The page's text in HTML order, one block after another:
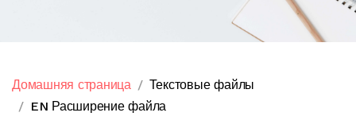
Домашняя страница
Текстовые файлы
EN Расширение файла